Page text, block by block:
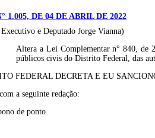
1.005, DE 04 DE ABRIL DE 2022
e Deputado Jorge Vianna)
Altera a Lei Complementar n° 840, de
públicos civis do Distrito Federal, das
FEDERAL DECRETA E EU
a seguinte redação:
de ponto.